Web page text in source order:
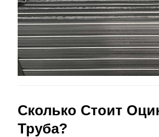
Сколько Стоит
Труба?